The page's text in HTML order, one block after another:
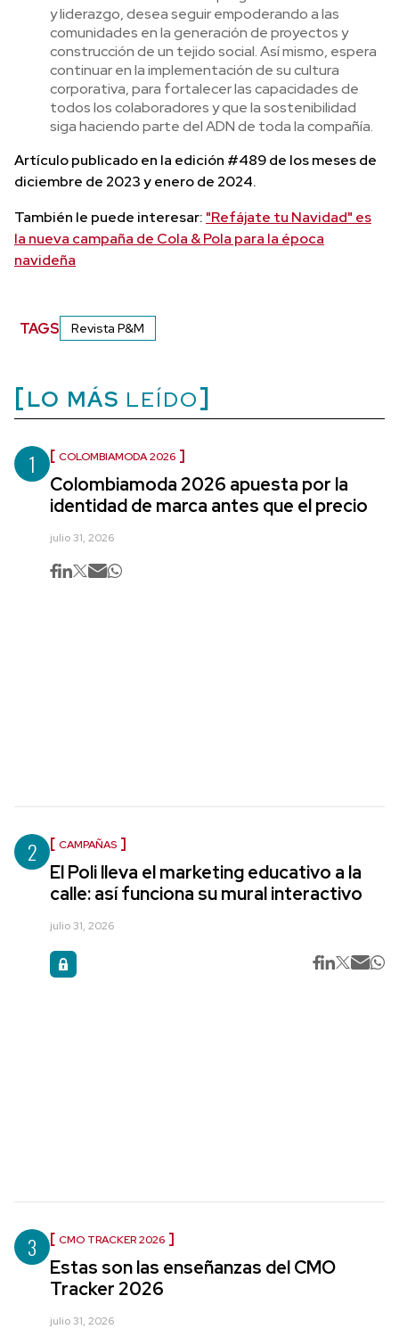
y liderazgo, desea seguir empoderando a las
comunidades en la generación de proyectos y
construcción de un tejido social. Así mismo, espera
continuar en la implementación de su cultura
corporativa, para fortalecer las capacidades de
todos los colaboradores y que la sostenibilidad
siga haciendo parte del ADN de toda la compañía.
Artículo publicado en la edición #489 de los meses de
diciembre de 2023 y enero de 2024.
También le puede interesar: "Refájate tu Navidad" es
la nueva campaña de Cola & Pola para la época
navideña
TAGS Revista P&M
LO MÁS LEÍDO
1 COLOMBIAMODA 2026
Colombiamoda 2026 apuesta por la
identidad de marca antes que el precio
julio 31, 2026
2 CAMPAÑAS
El Poli lleva el marketing educativo a la
calle: así funciona su mural interactivo
julio 31, 2026
3 CMO TRACKER 2026
Estas son las enseñanzas del CMO
Tracker 2026
julio 31, 2026